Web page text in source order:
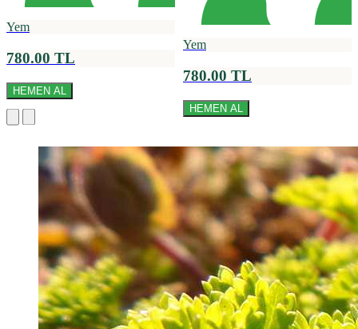
Yem
780.00 TL
HEMEN AL
Yem
780.00 TL
HEMEN AL